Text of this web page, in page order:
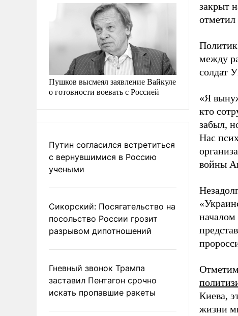
Пушков высмеял заявление Вайкуле
о готовности воевать с Россией
Путин согласился встретиться
с вернувшимися в Россию
учеными
Сикорский: Посягательство на
посольство России грозит
разрывом дипотношений
Гневный звонок Трампа
заставил Пентагон срочно
искать пропавшие ракеты
закрыт
отметил
Политик
между
солдат
«Я
кто
забыл,
Нас
войны
Киева,
жизни